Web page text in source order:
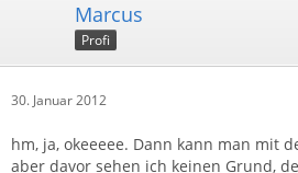
Marcus
Profi
30. Januar 2012
hm, ja, okeeeee. Dann kann man mit
aber davor sehen ich keinen Grund,